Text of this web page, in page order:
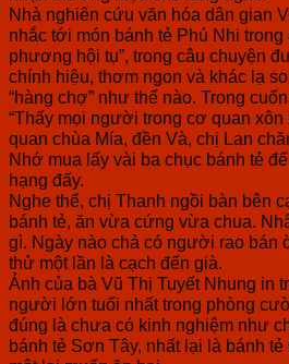
Nhà nghiên cứu văn hóa dân gian
nhắc tới món bánh tẻ Phú Nhi
phương hội tụ”, trong câu chuyện
chính hiệu, thơm ngon và khác lạ
“hàng chợ” như thế nào. Trong
“Thấy mọi người trong cơ quan xôn
quan chùa Mía, đền Và, chị Lan
Nhớ mua lấy vài ba chục bánh tẻ
hạng đấy.
Nghe thế, chị Thanh ngồi bàn bên
bánh tẻ, ăn vừa cứng vừa chua.
gì. Ngày nào chả có người rao bán
thử một lần là cạch đến già.
Ảnh của bà Vũ Thị Tuyết Nhung in
người lớn tuổi nhất trong phòng
đúng là chưa có kinh nghiệm như
bánh tẻ Sơn Tây, nhất lại là bánh